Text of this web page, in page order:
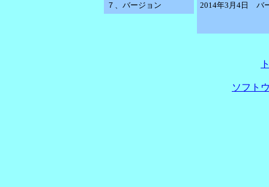
７、バージョン 2014年3月4日 バ
ソフト